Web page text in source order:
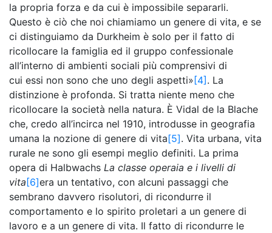
la propria forza e da cui è impossibile separarli.
Questo è ciò che noi chiamiamo un genere di vita, e se
ci distinguiamo da Durkheim è solo per il fatto di
ricollocare la famiglia ed il gruppo confessionale
all’interno di ambienti sociali più comprensivi di
cui essi non sono che uno degli aspetti»[4]. La
distinzione è profonda. Si tratta niente meno che
ricollocare la società nella natura. È Vidal de la Blache
che, credo all’incirca nel 1910, introdusse in geografia
umana la nozione di genere di vita[5]. Vita urbana, vita
rurale ne sono gli esempi meglio definiti. La prima
opera di Halbwachs La classe operaia e i livelli di
vita[6]era un tentativo, con alcuni passaggi che
sembrano davvero risolutori, di ricondurre il
comportamento e lo spirito proletari a un genere di
lavoro e a un genere di vita. Il fatto di ricondurre le